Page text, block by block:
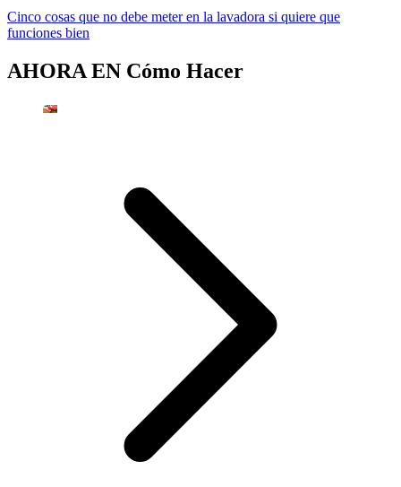
Cinco cosas que no debe meter en la lavadora si quiere que
funciones bien
AHORA EN Cómo Hacer